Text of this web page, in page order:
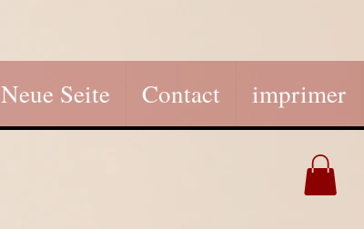
Neue Seite Contact imprimer